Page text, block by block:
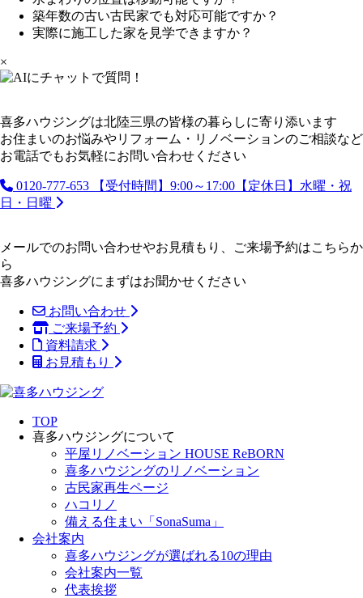
築年数の古い古民家でも対応可能ですか？
実際に施工した家を見学できますか？
×
喜多ハウジングは北陸三県の皆様の暮らしに寄り添います
お住まいのお悩みやリフォーム・リノベーションのご相談など
お電話でもお気軽にお問い合わせください
0120-777-653
【受付時間】9:00～17:00【定休日】水曜・祝
日・日曜
メールでのお問い合わせやお見積もり、ご来場予約はこちらか
ら
喜多ハウジングにまずはお聞かせください
お問い合わせ
ご来場予約
資料請求
お見積もり
TOP
喜多ハウジングについて
平屋リノベーション HOUSE ReBORN
喜多ハウジングのリノベーション
古民家再生ページ
ハコリノ
備える住まい「SonaSuma」
会社案内
喜多ハウジングが選ばれる10の理由
会社案内一覧
代表挨拶